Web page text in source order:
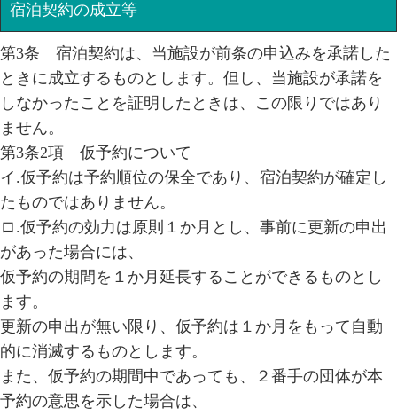
宿泊契約の成立等
第3条 宿泊契約は、当施設が前条の申込みを承諾した
ときに成立するものとします。但し、当施設が承諾を
しなかったことを証明したときは、この限りではあり
ません。
第3条2項 仮予約について
イ.仮予約は予約順位の保全であり、宿泊契約が確定し
たものではありません。
ロ.仮予約の効力は原則１か月とし、事前に更新の申出
があった場合には、
仮予約の期間を１か月延長することができるものとし
ます。
更新の申出が無い限り、仮予約は１か月をもって自動
的に消滅するものとします。
また、仮予約の期間中であっても、２番手の団体が本
予約の意思を示した場合は、